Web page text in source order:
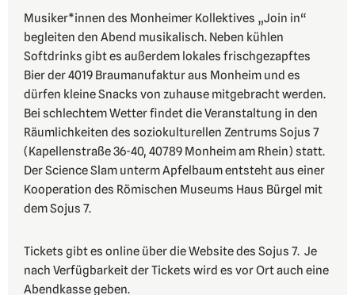
Musiker*innen des Monheimer Kollektives „Join in“
begleiten den Abend musikalisch. Neben kühlen
Softdrinks gibt es außerdem lokales frischgezapftes
Bier der 4019 Braumanufaktur aus Monheim und es
dürfen kleine Snacks von zuhause mitgebracht werden.
Bei schlechtem Wetter findet die Veranstaltung in den
Räumlichkeiten des soziokulturellen Zentrums Sojus 7
(Kapellenstraße 36-40, 40789 Monheim am Rhein) statt.
Der Science Slam unterm Apfelbaum entsteht aus einer
Kooperation des Römischen Museums Haus Bürgel mit
dem Sojus 7.
Tickets gibt es online über die Website des Sojus 7. Je
nach Verfügbarkeit der Tickets wird es vor Ort auch eine
Abendkasse geben.